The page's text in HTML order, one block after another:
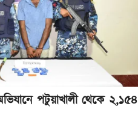
পটুয়াখালী থেকে ২,১৫৪